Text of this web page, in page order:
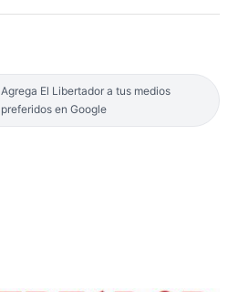
Agrega El Libertador a tus medios
preferidos en Google